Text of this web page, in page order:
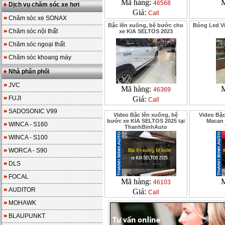
Dịch vụ chăm sóc xe hơi
Chăm sóc xe SONAX
Chăm sóc nội thất
Chăm sóc ngoại thất
Chăm sóc khoang máy
Nhà phân phối
JVC
FUJI
SADOSONIC V99
WINCA - S160
WINCA - S100
WORCA - S90
DLS
FOCAL
AUDITOR
MOHAWK
BLAUPUNKT
Mã hàng: 46568
Giá: Call
Bậc lên xuống, bệ bước cho
xe KIA SELTOS 2023
Mã hàng: 46369
Giá: Call
Bóng Led
Video Bậc lên xuống, bệ
bước xe KIA SELTOS 2025 tại
ThanhBinhAuto
Mã hàng: 46103
Giá: Call
Video
Macan